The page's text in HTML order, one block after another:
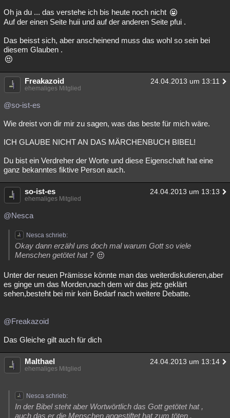
Oh ja du ... das verstehe ich bis heute noch nicht
Auf der einen Seite huii und auf der anderen Seite pfui .
Das beisst sich, aber anscheinend muss das wohl so sein bei
diesem Glauben .
Freakazoid 24.04.2013 um 13:11
ehemaliges Mitglied
@so-ist-es
Wie dreist von dir mir zu sagen, was das beste für mich wäre.
ICH GLAUBE NICHT AN DAS MÄRCHENBUCH BIBEL!
Du bist ein Verdreher der Worte und diese Eigenschaft hat eine
ganz bekanntes fiktive Person auch.
so-ist-es 24.04.2013 um 13:13
ehemaliges Mitglied
@Nesca
Nesca schrieb:
Okay dann erzähl uns doch mal warum Gott so viele
Menschen getötet hat ?
Unter der neuen Prämisse könnte man das weiterdiskutieren,aber
es ginge um das Morden,nach dem wir das jetz geklärt
sehen,besteht bei mir kein Bedarf nach weitere Debatte.
@Freakazoid
Das Gleiche gilt auch für dich
Malthael 24.04.2013 um 13:14
ehemaliges Mitglied
Nesca schrieb:
In der Bibel steht aber Wortwörtlich das Gott getötet hat ,
auch das er die Menschen angestiftet hat zum töten .